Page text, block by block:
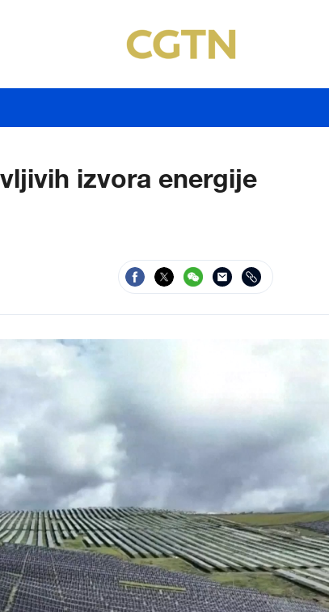
izvora energije